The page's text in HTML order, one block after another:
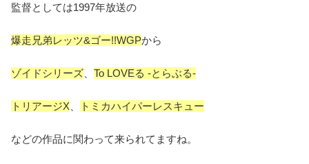
監督としては1997年放送の
爆走兄弟レッツ&ゴー!!WGPから
ゾイドシリーズ To LOVEる -とらぶる-
トリアージX トミカハイパーレスキュー
などの作品に関わって来られてますね。